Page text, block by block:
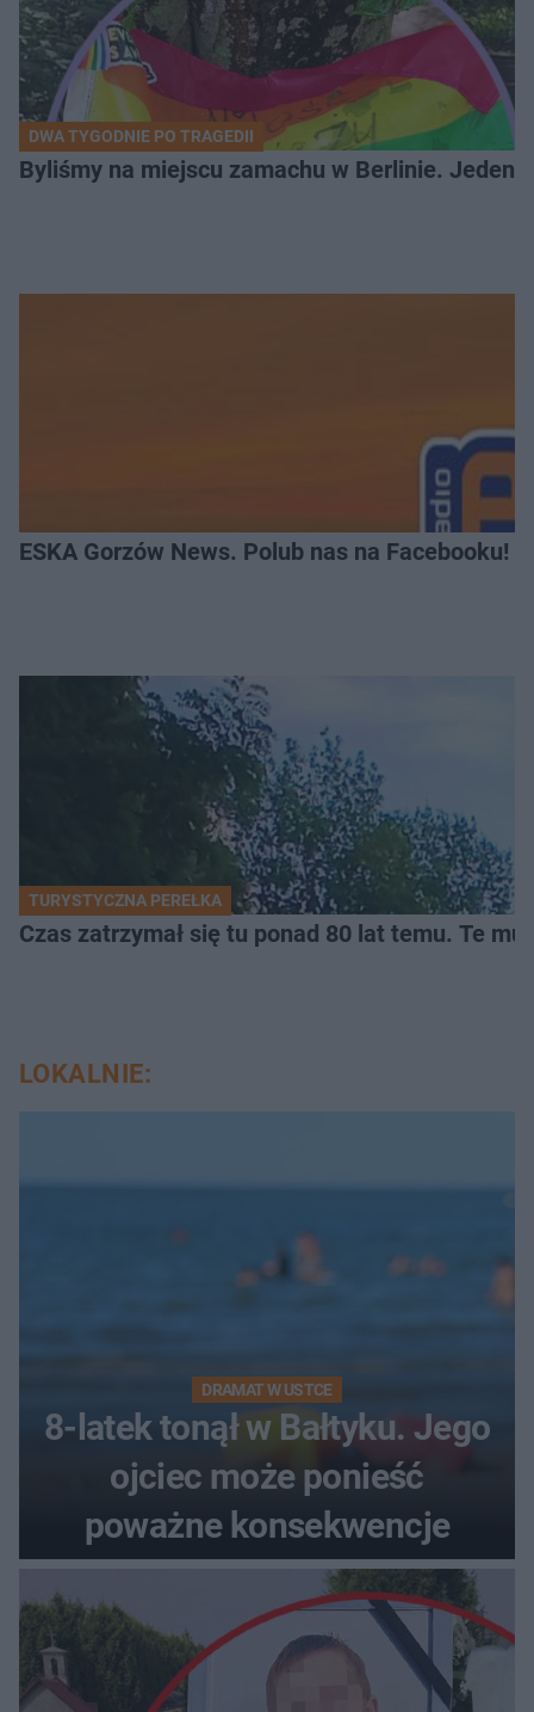
DWA TYGODNIE PO TRAGEDII
Byliśmy na miejscu zamachu w Berlinie. Jeden
ESKA Gorzów News. Polub nas na Facebooku!
TURYSTYCZNA PEREŁKA
Czas zatrzymał się tu ponad 80 lat temu. Te
LOKALNIE:
DRAMAT W USTCE
8-latek tonął w Bałtyku. Jego
ojciec może ponieść
poważne konsekwencje